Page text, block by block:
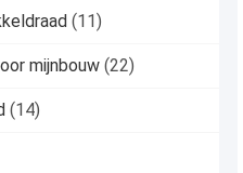
(11)
mijnbouw (22)
(14)